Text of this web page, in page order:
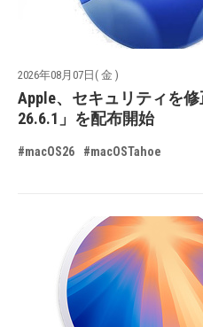
2026年08月07日( 金 )
Apple、セキュリティを修
26.6.1」を配布開始
#macOS26 #macOSTahoe